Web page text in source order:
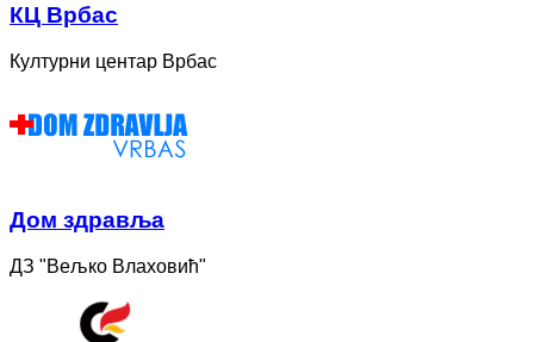
КЦ Врбас
Културни центар Врбас
Дом здравља
ДЗ "Вељко Влаховић"